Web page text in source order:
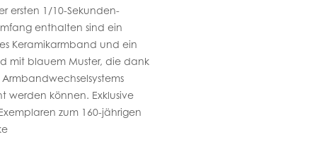
ersten 1/10-Sekunden-
enthalten sind ein
Keramikarmband und ein
mit blauem Muster, die dank
werden können. Exklusive
zum 160-jährigen